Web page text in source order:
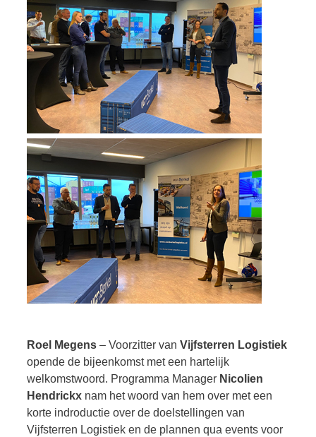
Roel Megens – Voorzitter van Vijfsterren Logistiek
opende de bijeenkomst met een hartelijk
welkomstwoord. Programma Manager Nicolien
Hendrickx nam het woord van hem over met een
korte indroductie over de doelstellingen van
Vijfsterren Logistiek en de plannen qua events voor